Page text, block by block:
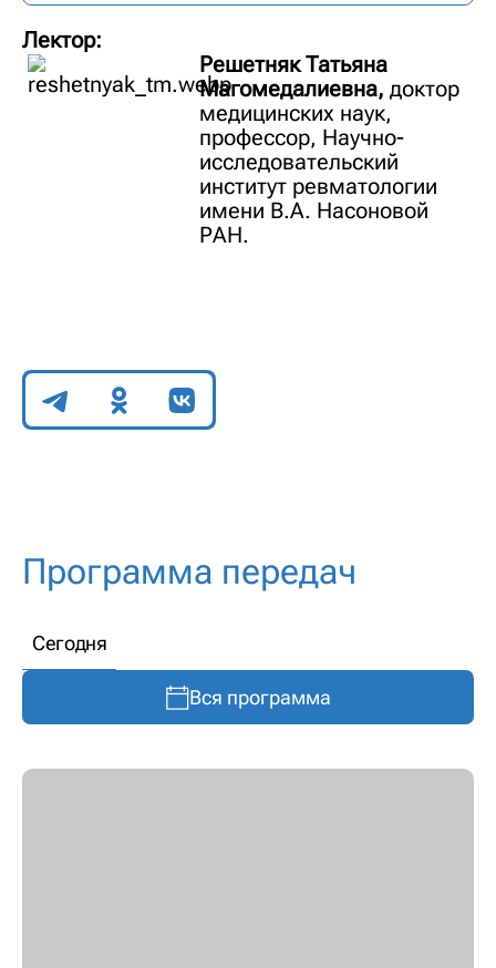
Лектор:
Решетняк Татьяна
Магомедалиевна, доктор
медицинских наук,
профессор, Научно-
исследовательский
институт ревматологии
имени В.А. Насоновой
РАН.
Поделиться
Программа передач
Сегодня
Вся программа